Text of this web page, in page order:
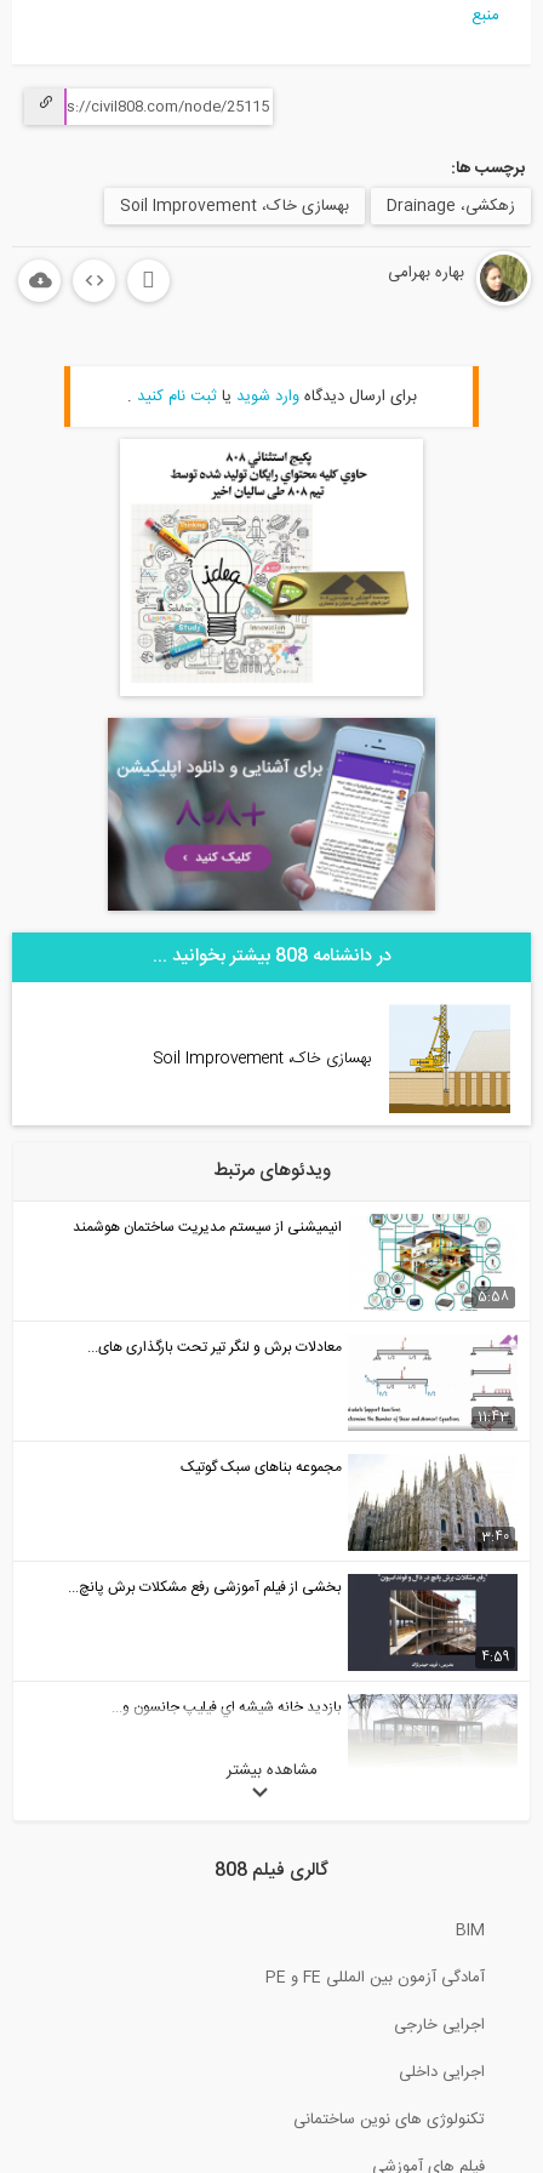
منبع
برچسب ها:
زهکشی، Drainage
بهسازی خاک، Soil Improvement
بهاره بهرامی
برای ارسال دیدگاهوارد شویدیا ثبت نام کنید.
در دانشنامه 808 بیشتر بخوانید ...
بهسازی خاک، Soil Improvement
ویدئوهای مرتبط
5:58
انیمیشنی از سیستم مدیریت ساختمان هوشمند
11:43
معادلات برش و لنگر تیر تحت بارگذاری های...
3:40
مجموعه بناهای سبک گوتیک
4:59
بخشی از فیلم آموزشی رفع مشکلات برش پانچ...
بازديد خانه شيشه اي فيليپ جانسون و...
مشاهده بیشتر
گالری فیلم 808
BIM
آمادگی آزمون بین المللی FE و PE
اجرایی خارجی
اجرایی داخلی
تکنولوژی های نوین ساختمانی
فیلم های آموزشی